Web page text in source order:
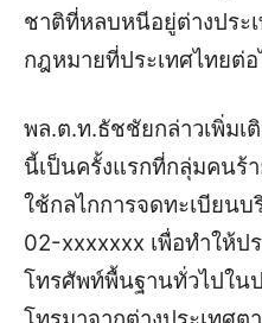
ชาติที่หลบหนีอยู่ต่างประ
กฎหมายที่ประเทศไทยต่อ
พล.ต.ท.ธัชชัยกล่าวเพิ่มเ
นี้เป็นครั้งแรกที่กลุ่มคนร้
ใช้กลไกการจดทะเบียน
02-xxxxxxx เพื่อทำให้ป
โทรศัพท์พื้นฐานทั่วไปใน